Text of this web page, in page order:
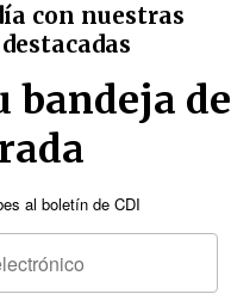
con nuestras
bandeja de
al boletín de CDI